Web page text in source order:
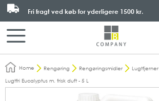
Fri fragt ved køb for yderligere 1500 kr.
Home Rengøring Rengøringsmidler Lugtfjerner
Lugtfri Eucalyptus m. frisk duft - 5 L